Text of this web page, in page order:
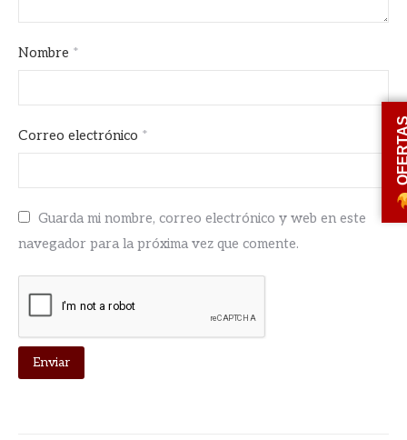
Nombre *
Correo electrónico *
Guarda mi nombre, correo electrónico y web en este
navegador para la próxima vez que comente.